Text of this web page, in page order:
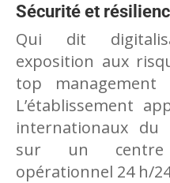
Sécurité et
Qui dit
exposition aux
top management
L’établissement
internationaux du
sur un centre
opérationnel 24 h/